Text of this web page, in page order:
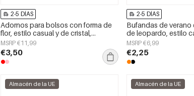
2-5 DÍAS
Adornos para bolsos con forma de
flor, estilo casual y de cristal,
accesorios diarios.
MSRP €11,99
€3,50
2-5 DÍAS
Bufandas de
de leopardo, estilo
poliéster, accesorios
día.
MSRP €6,99
€2,25
Almacén de la UE Almacén de la UE